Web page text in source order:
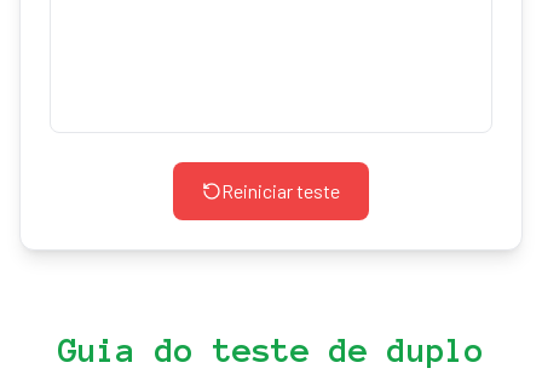
Reiniciar teste
Guia do teste de duplo